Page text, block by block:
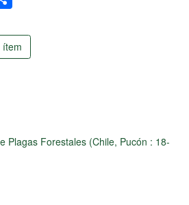
ítem
Plagas Forestales (Chile, Pucón : 18-